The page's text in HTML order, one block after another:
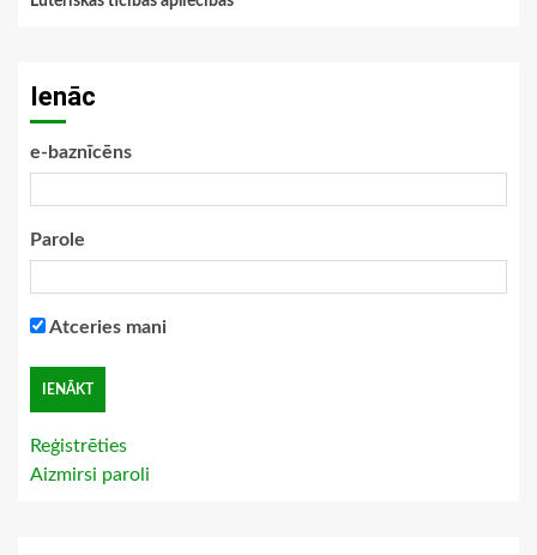
Ienāc
e-baznīcēns
Parole
Atceries mani
Reģistrēties
Aizmirsi paroli